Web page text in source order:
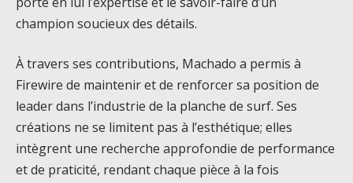
champion soucieux des détails.
À travers ses contributions, Machado a permis à
Firewire de maintenir et de renforcer sa position de
leader dans l’industrie de la planche de surf. Ses
créations ne se limitent pas à l’esthétique; elles
intègrent une recherche approfondie de performance
et de praticité, rendant chaque pièce à la fois